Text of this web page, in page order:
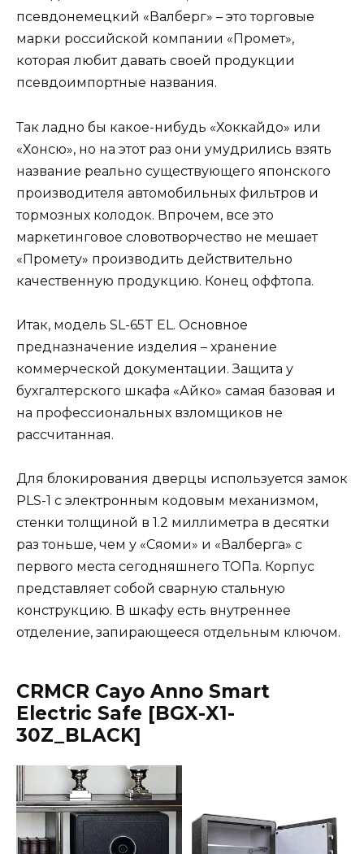
псевдонемецкий «Валберг» – это торговые
марки российской компании «Промет»,
которая любит давать своей продукции
псевдоимпортные названия.
Так ладно бы какое-нибудь «Хоккайдо» или
«Хонсю», но на этот раз они умудрились взять
название реально существующего японского
производителя автомобильных фильтров и
тормозных колодок. Впрочем, все это
маркетинговое словотворчество не мешает
«Промету» производить действительно
качественную продукцию. Конец оффтопа.
Итак, модель SL-65T EL. Основное
предназначение изделия – хранение
коммерческой документации. Защита у
бухгалтерского шкафа «Айко» самая базовая и
на профессиональных взломщиков не
рассчитанная.
Для блокирования дверцы используется замок
PLS-1 с электронным кодовым механизмом,
стенки толщиной в 1.2 миллиметра в десятки
раз тоньше, чем у «Сяоми» и «Валберга» с
первого места сегодняшнего ТОПа. Корпус
представляет собой сварную стальную
конструкцию. В шкафу есть внутреннее
отделение, запирающееся отдельным ключом.
CRMCR Cayo Anno Smart
Electric Safe [BGX-X1-
30Z_BLACK]